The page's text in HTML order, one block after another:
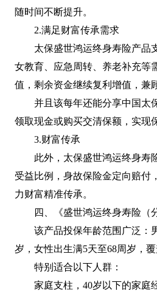
随时间不断提升。
2.满足财富传承需求
太保盛世鸿运终身寿险产品
女教育、应急周转、养老补充等
值，剩余资金继续复利增值，兼
并且该每年还能分享中国太
领取现金或购买交清保额，实现
3.财富传承
此外，太保盛世鸿运终身寿
受益比例，身故保险金定向赔付
力财富精准传承。
四、《盛世鸿运终身寿险（
该产品投保年龄范围广泛：
岁，女性出生满5天至68周岁，覆
特别适合以下人群：
家庭支柱，40岁以下的家庭